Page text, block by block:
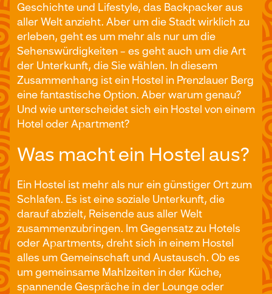
Geschichte und Lifestyle, das Backpacker aus
aller Welt anzieht. Aber um die Stadt wirklich zu
erleben, geht es um mehr als nur um die
Sehenswürdigkeiten – es geht auch um die Art
der Unterkunft, die Sie wählen. In diesem
Zusammenhang ist ein Hostel in Prenzlauer Berg
eine fantastische Option. Aber warum genau?
Und wie unterscheidet sich ein Hostel von einem
Hotel oder Apartment?
Was macht ein Hostel aus?
Ein Hostel ist mehr als nur ein günstiger Ort zum
Schlafen. Es ist eine soziale Unterkunft, die
darauf abzielt, Reisende aus aller Welt
zusammenzubringen. Im Gegensatz zu Hotels
oder Apartments, dreht sich in einem Hostel
alles um Gemeinschaft und Austausch. Ob es
um gemeinsame Mahlzeiten in der Küche,
spannende Gespräche in der Lounge oder